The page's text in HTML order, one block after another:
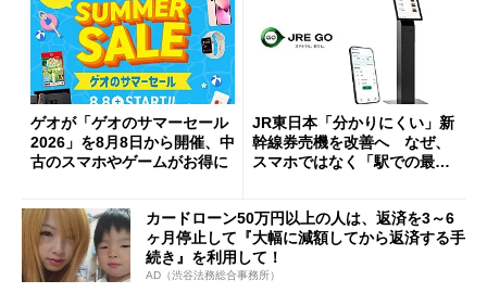
ゲオが「ゲオのサマーセール
2026」を8月8日から開催、中
古のスマホやゲームがお得に
JR東日本「分かりにくい」新
幹線券売機を改善へ なぜ、
スマホではなく「駅での最短
カードローン50万円以上の人は、返済を3～6
ヶ月停止して『大幅に減額してから返済する手
続き』を利用して！
AD（渋谷法務総合事務所）